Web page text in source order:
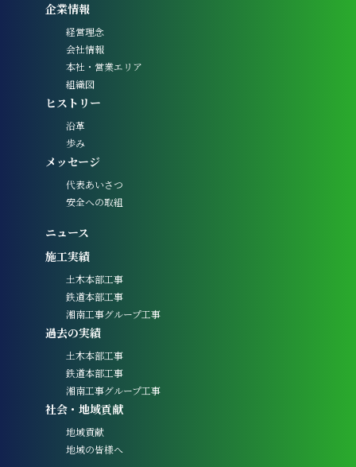
企業情報
経営理念
会社情報
本社・営業エリア
組織図
ヒストリー
沿革
歩み
メッセージ
代表あいさつ
安全への取組
ニュース
施工実績
土木本部工事
鉄道本部工事
湘南工事グループ工事
過去の実績
土木本部工事
鉄道本部工事
湘南工事グループ工事
社会・地域貢献
地域貢献
地域の皆様へ